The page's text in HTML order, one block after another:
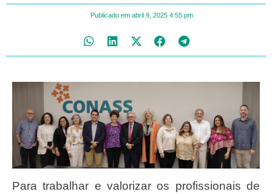
Publicado em abril 9, 2025 4:55 pm
Para trabalhar e valorizar os profissionais de